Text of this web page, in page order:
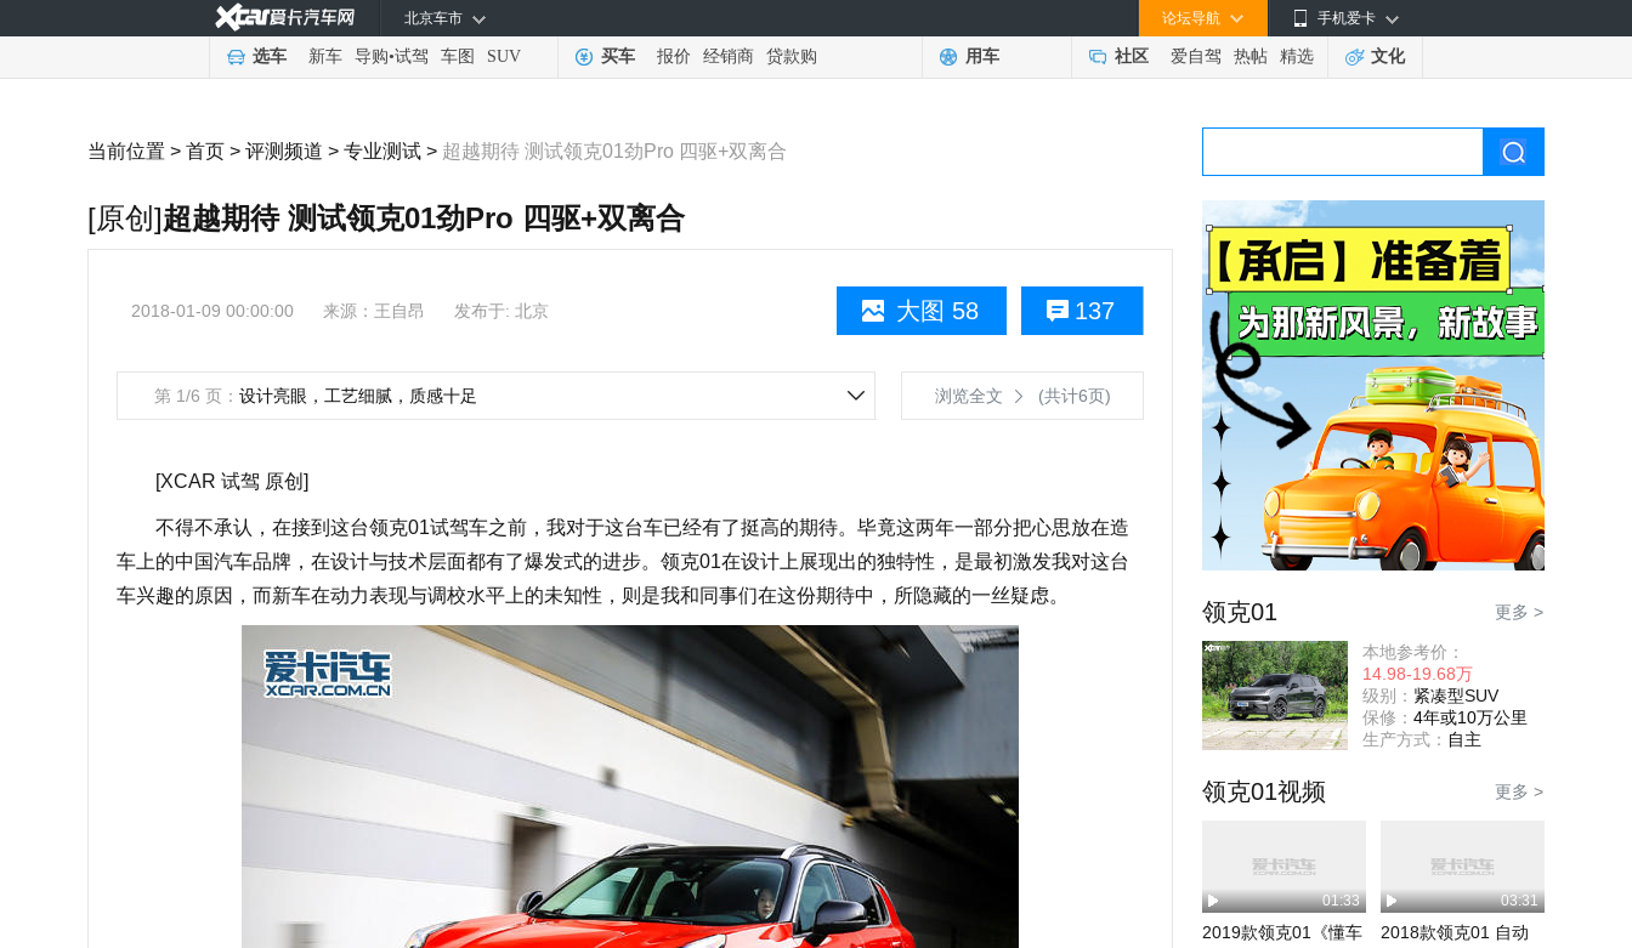
手机爱卡
论坛导航
北京车市
选车 新车 导购•试驾 车图 SUV 买车 报价 经销商 贷款购 用车 社区 爱自驾 热帖 精选 文化
当前位置 > 首页 > 评测频道 > 专业测试 > 超越期待 测试领克01劲Pro 四驱+双离合
[原创]超越期待 测试领克01劲Pro 四驱+双离合
137
大图 58
2018-01-09 00:00:00 来源： 王自昂 发布于: 北京
第 1/6 页： 设计亮眼，工艺细腻，质感十足 浏览全文 (共计6页)
[XCAR 试驾 原创]
不得不承认，在接到这台领克01试驾车之前，我对于这台车已经有了挺高的期待。毕竟这两年一部分把心思放在造
车上的中国汽车品牌，在设计与技术层面都有了爆发式的进步。领克01在设计上展现出的独特性，是最初激发我对这台
车兴趣的原因，而新车在动力表现与调校水平上的未知性，则是我和同事们在这份期待中，所隐藏的一丝疑虑。
领克01 更多 >
本地参考价：
14.98-19.68万
级别： 紧凑型SUV
保修： 4年或10万公里
生产方式： 自主
领克01视频 更多 >
01:33
2019款领克01《懂车
03:31
2018款领克01 自动